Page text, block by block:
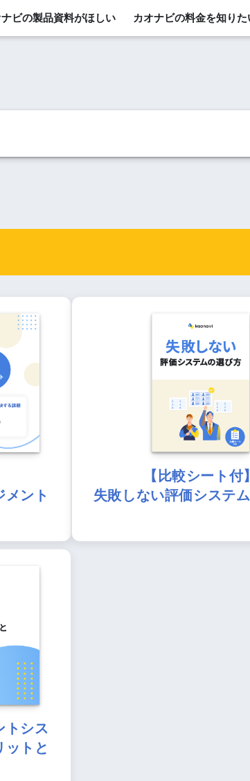
ナビの製品資料がほしい カオナビの料金を知りた
メント
【比較シート付】
失敗しない評価システ
トシス
ットと